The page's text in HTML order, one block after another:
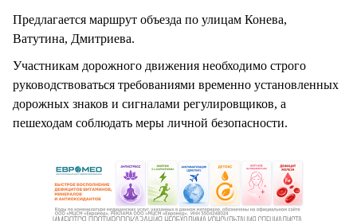
Предлагается маршрут объезда по улицам Конева,
Ватутина, Дмитриева.
Участникам дорожного движения необходимо строго
руководствоваться требованиями временно установленных
дорожных знаков и сигналами регулировщиков, а
пешеходам соблюдать меры личной безопасности.